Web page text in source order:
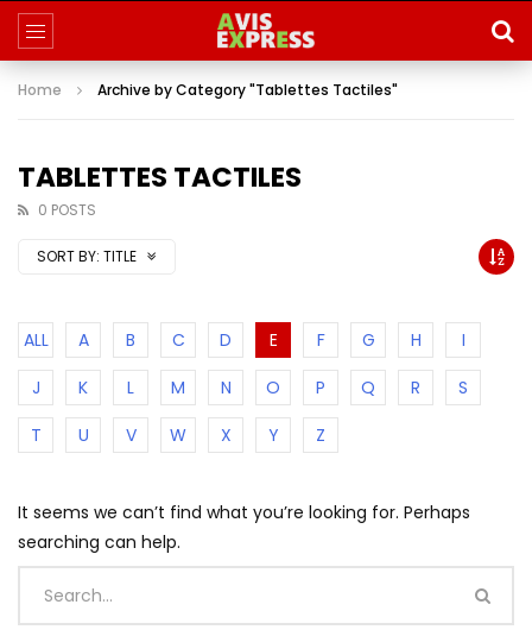
Home Archive by Category "Tablettes Tactiles"
TABLETTES TACTILES
0 POSTS
SORT BY: TITLE
ALL A B C D E F G H
I
J
K L M N O P Q R
S
T
U V W X Y Z
It seems we can’t find what you’re looking for. Perhaps
searching can help.